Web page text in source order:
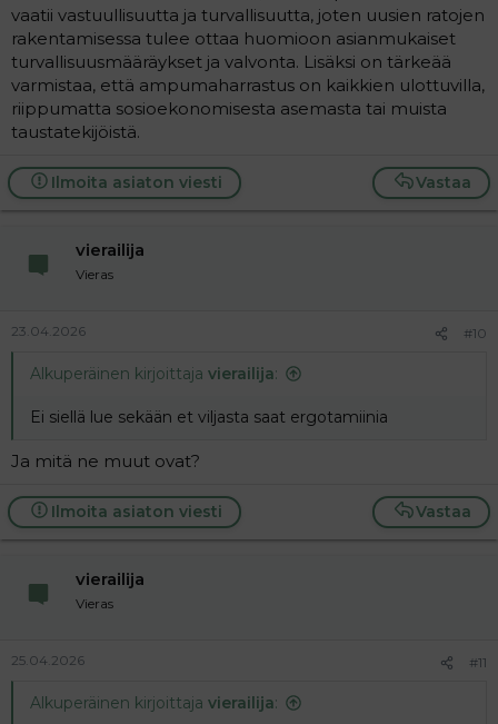
vaatii vastuullisuutta ja turvallisuutta, joten uusien ratojen
rakentamisessa tulee ottaa huomioon asianmukaiset
turvallisuusmääräykset ja valvonta. Lisäksi on tärkeää
varmistaa, että ampumaharrastus on kaikkien ulottuvilla,
riippumatta sosioekonomisesta asemasta tai muista
taustatekijöistä.
Vastaa
Ilmoita asiaton viesti
vierailija
Vieras
23.04.2026 #10
Alkuperäinen kirjoittaja vierailija:
Ei siellä lue sekään et viljasta saat ergotamiinia
Ja mitä ne muut ovat?
Vastaa
Ilmoita asiaton viesti
vierailija
Vieras
25.04.2026 #11
Alkuperäinen kirjoittaja vierailija: